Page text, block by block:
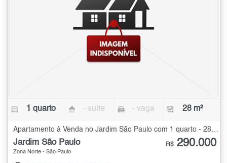
1 quarto - suíte - vaga 28 m²
Apartamento à Venda no Jardim São Paulo com 1 quarto - 28 m²
Jardim São Paulo
Zona Norte - São Paulo
R$ 290.000